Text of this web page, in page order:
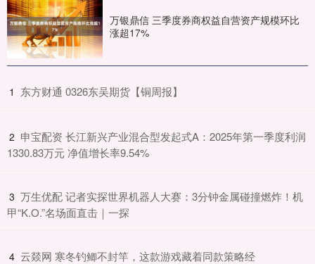
万银鼎信 三季度券商权益自营资产规模环比
涨超17%
1 ​东方财通 0326东吴期货【铜周报】
2 ​申宝配资 长江新兴产业混合型发起式A：2025年第一季度利润
1330.83万元 净值增长率9.54%
3 ​万生优配 记者实探世界机器人大赛：3分钟金属碰撞燃炸！机
甲“K.O.”名场面直击｜一探
4 ​云燚网 寒冬钓鲫不封竿，这款游戏藏着同款策略经